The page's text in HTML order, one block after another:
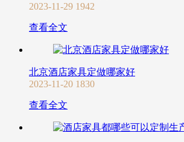
2023-11-29 1942
查看全文
北京酒店家具定做哪家好
2023-11-20 1830
查看全文